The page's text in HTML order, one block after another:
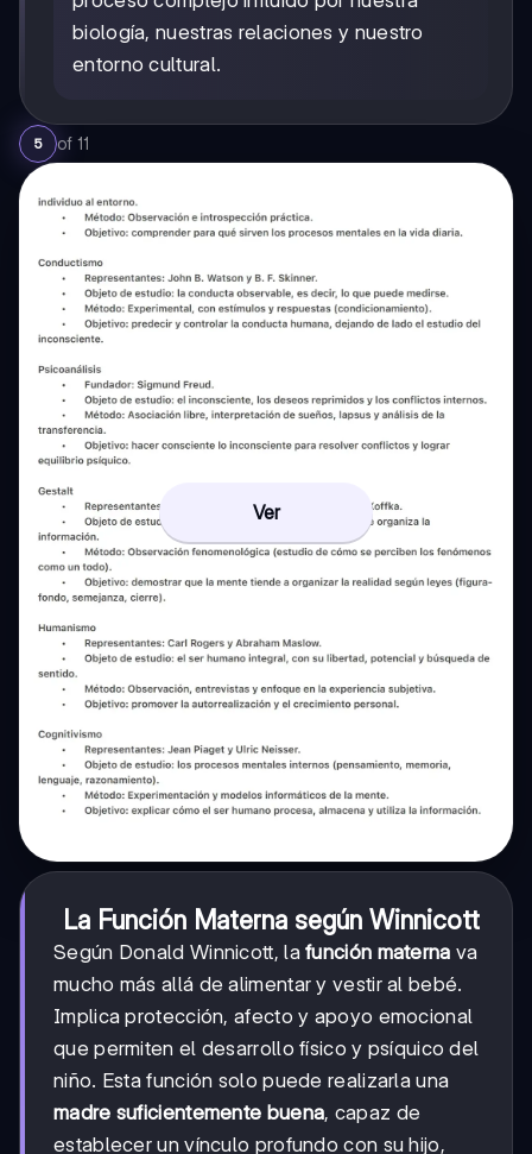
biología, nuestras relaciones y nuestro
entorno cultural.
5 of 11
Ver
La Función Materna según Winnicott
Según Donald Winnicott, lafunción materna va
mucho más allá de alimentar y vestir al bebé.
Implica protección, afecto y apoyo emocional
que permiten el desarrollo físico y psíquico del
niño. Esta función solo puede realizarla una
madre suficientemente buena, capaz de
establecer un vínculo profundo con su hijo,